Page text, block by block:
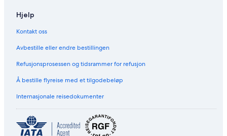
Hjelp
Kontakt oss
Avbestille eller endre bestillingen
Refusjonsprosessen og tidsrammer for refusjon
Å bestille flyreise med et tilgodebeløp
Internasjonale reisedokumenter